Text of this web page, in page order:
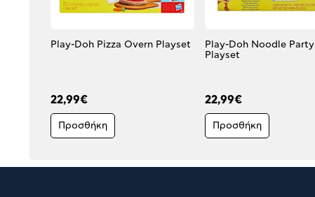
Play-Doh Pizza Overn Playset
22,99€
Προσθήκη
Play-Doh Noodle Party
Playset
22,99€
Προσθήκη